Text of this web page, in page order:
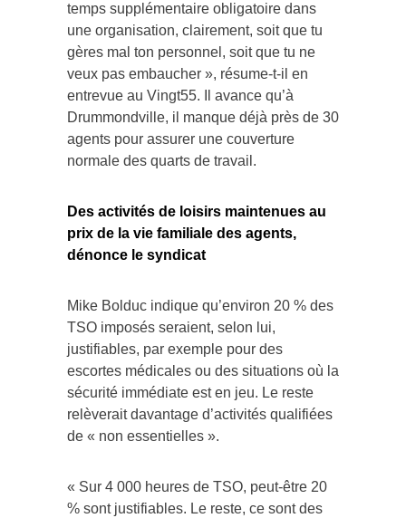
temps supplémentaire obligatoire dans
une organisation, clairement, soit que tu
gères mal ton personnel, soit que tu ne
veux pas embaucher », résume-t-il en
entrevue au Vingt55. Il avance qu’à
Drummondville, il manque déjà près de 30
agents pour assurer une couverture
normale des quarts de travail.
Des activités de loisirs maintenues au
prix de la vie familiale des agents,
dénonce le syndicat
Mike Bolduc indique qu’environ 20 % des
TSO imposés seraient, selon lui,
justifiables, par exemple pour des
escortes médicales ou des situations où la
sécurité immédiate est en jeu. Le reste
relèverait davantage d’activités qualifiées
de « non essentielles ».
« Sur 4 000 heures de TSO, peut-être 20
% sont justifiables. Le reste, ce sont des